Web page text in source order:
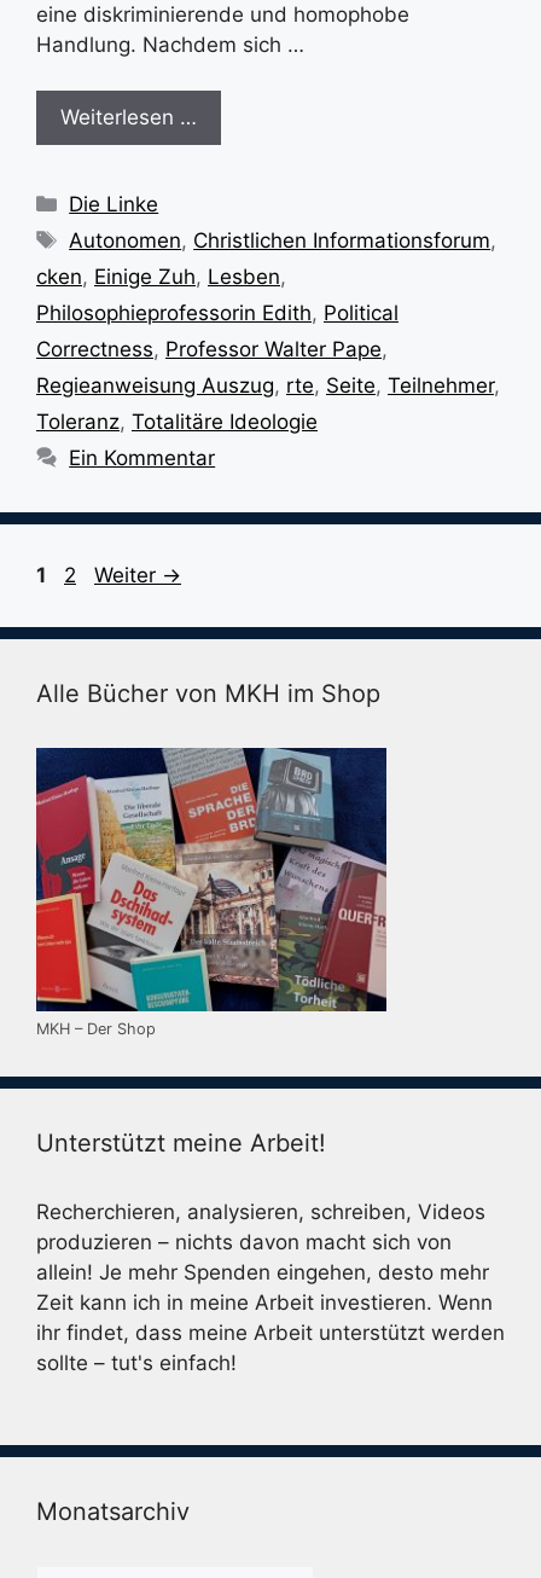
eine diskriminierende und homophobe
Handlung. Nachdem sich …
Weiterlesen …
Kategorien
Die Linke
Schlagwörter
Autonomen, Christlichen Informationsforum,
cken, Einige Zuh, Lesben,
Philosophieprofessorin Edith, Political
Correctness, Professor Walter Pape,
Regieanweisung Auszug, rte, Seite, Teilnehmer,
Toleranz, Totalitäre Ideologie
Ein Kommentar
Seite
1 Seite
2 Weiter →
Alle Bücher von MKH im Shop
MKH – Der Shop
Unterstützt meine Arbeit!
Recherchieren, analysieren, schreiben, Videos
produzieren – nichts davon macht sich von
allein! Je mehr Spenden eingehen, desto mehr
Zeit kann ich in meine Arbeit investieren. Wenn
ihr findet, dass meine Arbeit unterstützt werden
sollte – tut's einfach!
Monatsarchiv